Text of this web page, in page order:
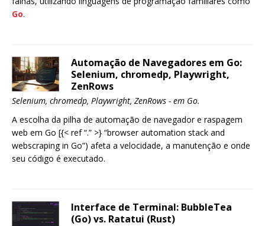
Go.
Automação de Navegadores em Go:
Selenium, chromedp, Playwright,
ZenRows
Selenium, chromedp, Playwright, ZenRows - em Go.
A escolha da pilha de automação de navegador e raspagem
web em Go [{< ref “.” >} “browser automation stack and
webscraping in Go”) afeta a velocidade, a manutenção e onde
seu código é executado.
Interface de Terminal: BubbleTea
(Go) vs. Ratatui (Rust)